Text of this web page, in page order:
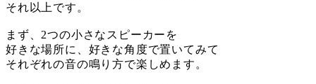
それ以上です。
まず、2つの小さなスピーカーを
好きな場所に、好きな角度で置いてみて
それぞれの音の鳴り方で楽しめます。